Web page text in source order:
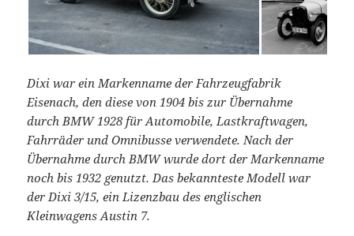
Dixi war ein Markenname der Fahrzeugfabrik
Eisenach, den diese von 1904 bis zur Übernahme
durch BMW 1928 für Automobile, Lastkraftwagen,
Fahrräder und Omnibusse verwendete. Nach der
Übernahme durch BMW wurde dort der Markenname
noch bis 1932 genutzt. Das bekannteste Modell war
der Dixi 3/15, ein Lizenzbau des englischen
Kleinwagens Austin 7.